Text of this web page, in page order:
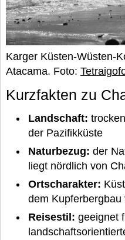
Karger Küsten-Wüsten-
Atacama. Foto:
Kurzfakten zu
Landschaft:
der Pazifikküste
Naturbezug: der
liegt nördlich von
Ortscharakter:
dem
Reisestil: geeignet